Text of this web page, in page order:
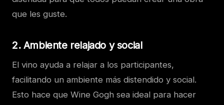
que les guste.
2. Ambiente relajado y social
El vino ayuda a relajar a los participantes,
facilitando un ambiente más distendido y social.
Esto hace que Wine Gogh sea ideal para hacer